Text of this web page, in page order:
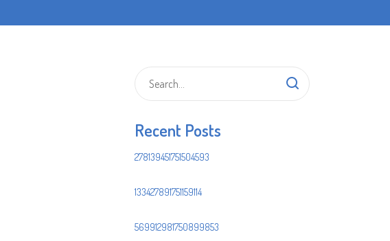
Recent Posts
278139451751504593
133427891751159114
569912981750899853